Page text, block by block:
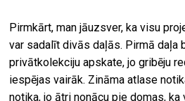
Pirmkārt, man jāuzsver, ka visu
var sadalīt divās daļās. Pirmā daļa
privātkolekciju apskate, jo gribēju
iespējas vairāk. Zināma atlase
notika, jo ātri nonācu pie domas,